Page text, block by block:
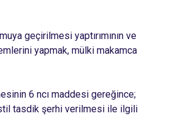
geçirilmesi yaptırımının ve
yapmak, mülki makamca
6 ncı maddesi gereğince;
tasdik şerhi verilmesi ile ilgili